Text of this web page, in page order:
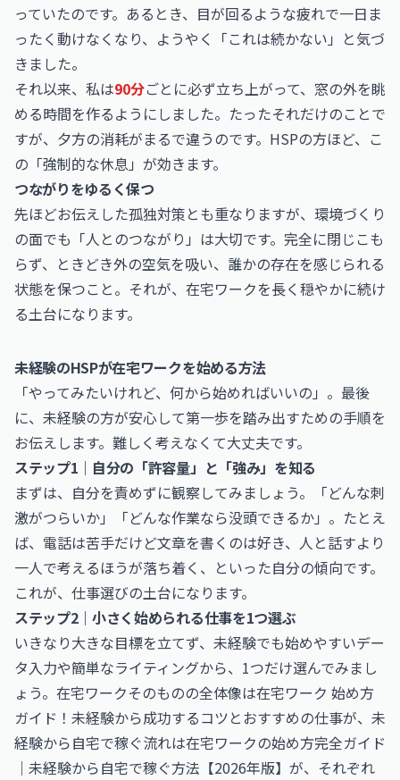
っていたのです。あるとき、目が回るような疲れで一日ま
ったく動けなくなり、ようやく「これは続かない」と気づ
きました。
それ以来、私は90分ごとに必ず立ち上がって、窓の外を眺
める時間を作るようにしました。たったそれだけのことで
すが、夕方の消耗がまるで違うのです。HSPの方ほど、こ
の「強制的な休息」が効きます。
つながりをゆるく保つ
先ほどお伝えした孤独対策とも重なりますが、環境づくり
の面でも「人とのつながり」は大切です。完全に閉じこも
らず、ときどき外の空気を吸い、誰かの存在を感じられる
状態を保つこと。それが、在宅ワークを長く穏やかに続け
る土台になります。
未経験のHSPが在宅ワークを始める方法
「やってみたいけれど、何から始めればいいの」。最後
に、未経験の方が安心して第一歩を踏み出すための手順を
お伝えします。難しく考えなくて大丈夫です。
ステップ1｜自分の「許容量」と「強み」を知る
まずは、自分を責めずに観察してみましょう。「どんな刺
激がつらいか」「どんな作業なら没頭できるか」。たとえ
ば、電話は苦手だけど文章を書くのは好き、人と話すより
一人で考えるほうが落ち着く、といった自分の傾向です。
これが、仕事選びの土台になります。
ステップ2｜小さく始められる仕事を1つ選ぶ
いきなり大きな目標を立てず、未経験でも始めやすいデー
タ入力や簡単なライティングから、1つだけ選んでみまし
ょう。在宅ワークそのものの全体像は在宅ワーク 始め方
ガイド！未経験から成功するコツとおすすめの仕事が、未
経験から自宅で稼ぐ流れは在宅ワークの始め方完全ガイド
｜未経験から自宅で稼ぐ方法【2026年版】 が、それぞれ